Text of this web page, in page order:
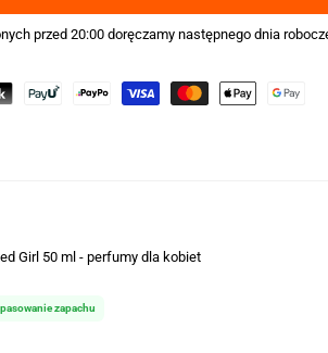
przed 20:00 doręczamy następnego dnia
Girl 50 ml - perfumy dla kobiet
zapachu